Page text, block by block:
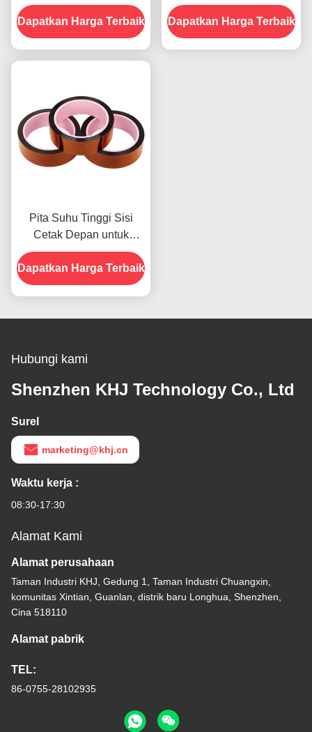
Bagian Depan
Dapatkan Harga Terbaik
menampilkan Ketahanan
Terhadap Kelembaban
dan Kekuatan Kupas
Dapatkan Harga Terbaik
Pita Suhu Tinggi Sisi
Cetak Depan untuk
Produk Dalam Stok
Dapatkan Harga Terbaik
Hubungi kami
Shenzhen KHJ Technology Co., Ltd
Surel
marketing@khj.cn
Waktu kerja :
08:30-17:30
Alamat Kami
Alamat perusahaan
Taman Industri KHJ, Gedung 1, Taman Industri Chuangxin,
komunitas Xintian, Guanlan, distrik baru Longhua, Shenzhen,
Cina 518110
Alamat pabrik
TEL:
86-0755-28102935